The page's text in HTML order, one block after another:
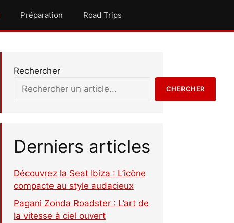
Préparation Road Trips
Rechercher
CHERCHER
Derniers articles
Découvrez la Seat Ibiza : L’icône
compacte au style audacieux
Pagani Zonda Roadster : L’art de
la vitesse à ciel ouvert